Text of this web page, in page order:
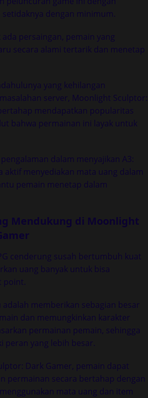
dengan minimum.
persaingan, pemain yang
secara alami tertarik dan menetap
yang kehilangan
server, Moonlight Sculptor:
mendapatkan popularitas
bahwa permainan ini layak untuk
pengalaman dalam menyajikan A3:
aktif menyediakan mata uang dalam
pemain menetap dalam
Mendukung di Moonlight
cenderung susah bertumbuh kuat
uang banyak untuk bisa
point.
memberikan sebagian besar
dan memungkinkan karakter
permainan pemain, sehingga
peran yang lebih besar.
Dark Gamer, pemain dapat
permainan secara bertahap dengan
mata uang dan item